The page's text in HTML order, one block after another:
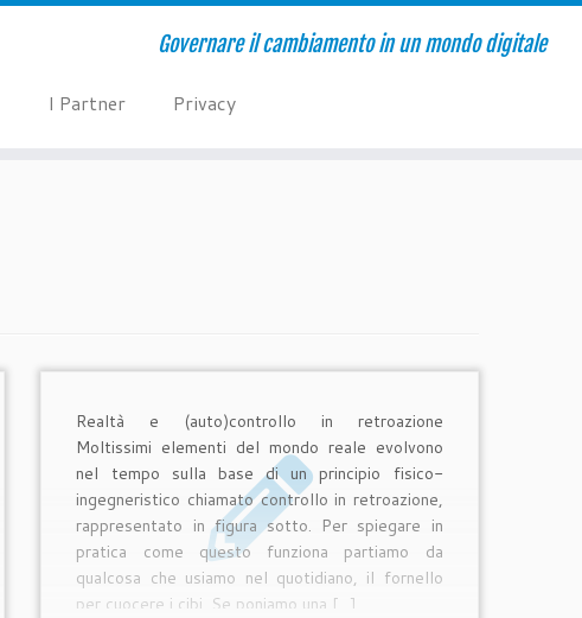
Governare il cambiamento in un mondo digitale
I Partner Privacy
Realtà e (auto)controllo in retroazione
Moltissimi elementi del mondo reale evolvono
nel tempo sulla base di un principio fisico-
ingegneristico chiamato controllo in retroazione,
rappresentato in figura sotto. Per spiegare in
pratica come questo funziona partiamo da
qualcosa che usiamo nel quotidiano, il fornello
per cuocere i cibi. Se poniamo una […]